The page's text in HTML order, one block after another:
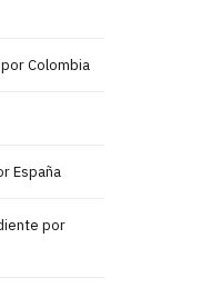
Colombia
España
por